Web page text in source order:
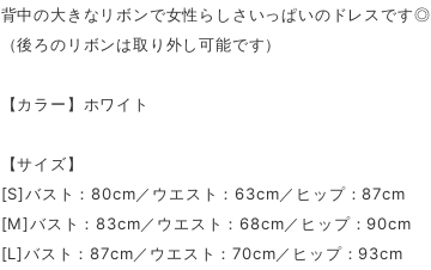
背中の大きなリボンで女性らしさいっぱいのドレスです◎
（後ろのリボンは取り外し可能です）
【カラー】ホワイト
【サイズ】
[S]バスト：80cm／ウエスト：63cm／ヒップ：87cm
[M]バスト：83cm／ウエスト：68cm／ヒップ：90cm
[L]バスト：87cm／ウエスト：70cm／ヒップ：93cm